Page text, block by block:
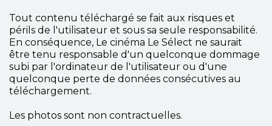
Tout contenu téléchargé se fait aux risques et
périls de l'utilisateur et sous sa seule responsabilité.
En conséquence, Le cinéma Le Sélect ne saurait
être tenu responsable d'un quelconque dommage
subi par l'ordinateur de l'utilisateur ou d'une
quelconque perte de données consécutives au
téléchargement.
Les photos sont non contractuelles.